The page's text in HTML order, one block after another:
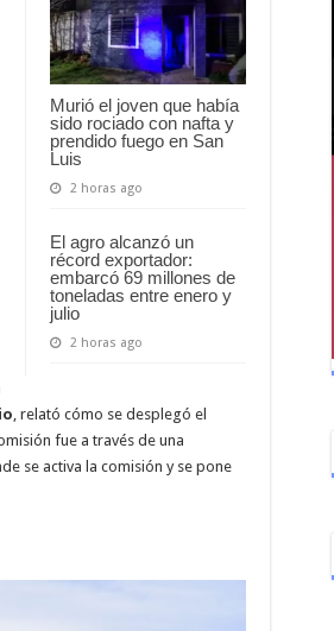
Murió el joven que había
sido rociado con nafta y
prendido fuego en San
Luis
2 horas ago
El agro alcanzó un
récord exportador:
embarcó 69 millones de
toneladas entre enero y
julio
2 horas ago
, relató cómo se desplegó el
fue a través de una
se activa la comisión y se pone